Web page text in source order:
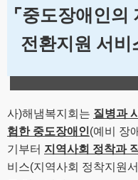
⌜중도장애인의
전환지원 서비
사)해냄복지회는 질병과
험한 중도장애인(예비 장
기부터 지역사회 정착과
비스(지역사회 정착지원